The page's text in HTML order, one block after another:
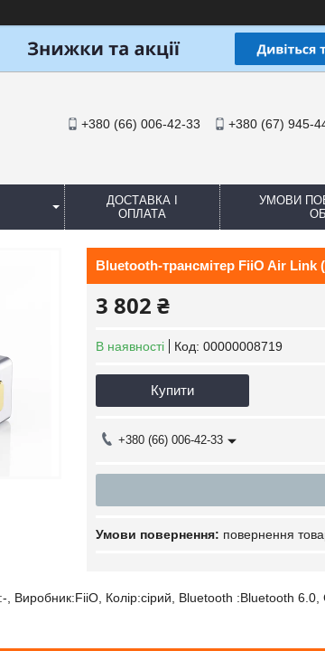
+380 (66) 006-42-33 +380 (67) 945-
ДОСТАВКА І
ОПЛАТА
УМОВИ
Bluetooth-трансмітер FiiO Air Link
3 802 ₴
В наявності Код: 00000008719
Купити
+380 (66) 006-42-33
повернення
, Виробник:FiiO, Колір:сірий, Bluetooth :Bluetooth